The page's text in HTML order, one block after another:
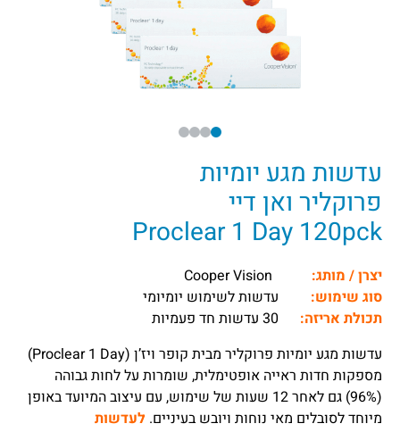
עדשות מגע יומיות
פרוקליר ואן דיי
Proclear 1 Day 120pck
יצרן / מותג:
סוג שימוש:
עדשות לשימוש יומיומי
תכולת אריזה:
עדשות מגע יומיות פרוקליר מבית קופר ויז’ן (Proclear 1 Day)
מספקות חדות ראייה אופטימלית, שומרות על לחות גבוהה
(96%) גם לאחר 12 שעות של שימוש, עם עיצוב המיועד באופן
מיוחד לסובלים מאי נוחות ויובש בעיניים. לעדשות